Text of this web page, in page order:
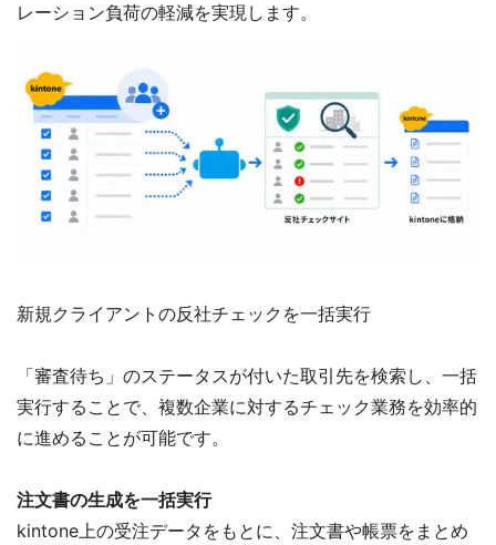
レーション負荷の軽減を実現します。
新規クライアントの反社チェックを一括実行
「審査待ち」のステータスが付いた取引先を検索し、一括
実行することで、複数企業に対するチェック業務を効率的
に進めることが可能です。
注文書の生成を一括実行
kintone上の受注データをもとに、注文書や帳票をまとめ